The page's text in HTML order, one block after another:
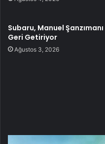
Subaru, Manuel Şanzımanı
Geri Getiriyor
Ağustos 3, 2026